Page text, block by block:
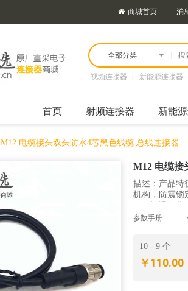
商城首页 消
全部分类
视频连接器 | 新能源连接器
首页 射频连接器 新能
M12 电缆接头双头防水4芯黑色线缆 总线连接器
M12 电缆接
描述：产品特
机构，防震锁
器工业相机电
参数手册
10 - 9 个
￥110.00